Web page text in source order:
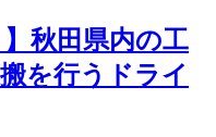
秋田県内の工
を行うドライ